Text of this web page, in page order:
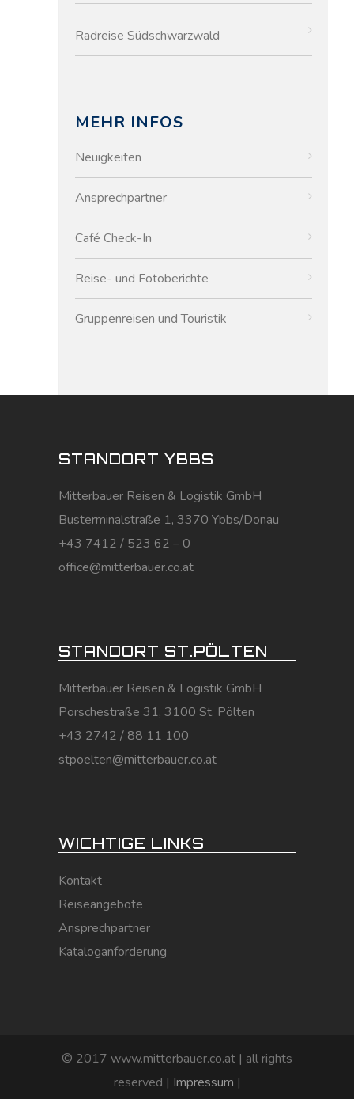
Radreise Südschwarzwald
MEHR INFOS
Neuigkeiten
Ansprechpartner
Café Check-In
Reise- und Fotoberichte
Gruppenreisen und Touristik
STANDORT YBBS
Mitterbauer Reisen & Logistik GmbH
Busterminalstraße 1, 3370 Ybbs/Donau
+43 7412 / 523 62 – 0
office@mitterbauer.co.at
STANDORT ST.PÖLTEN
Mitterbauer Reisen & Logistik GmbH
Porschestraße 31, 3100 St. Pölten
+43 2742 / 88 11 100
stpoelten@mitterbauer.co.at
WICHTIGE LINKS
Kontakt
Reiseangebote
Ansprechpartner
Kataloganforderung
© 2017 www.mitterbauer.co.at | all rights
reserved | Impressum |